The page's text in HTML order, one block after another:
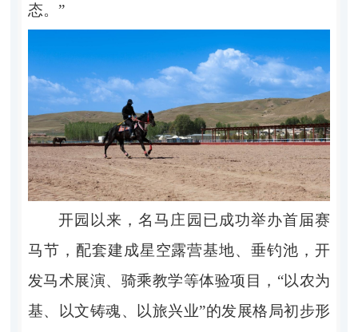
态。”
开园以来，名马庄园已成功举办首届赛
马节，配套建成星空露营基地、垂钓池，开
发马术展演、骑乘教学等体验项目，“以农为
基、以文铸魂、以旅兴业”的发展格局初步形